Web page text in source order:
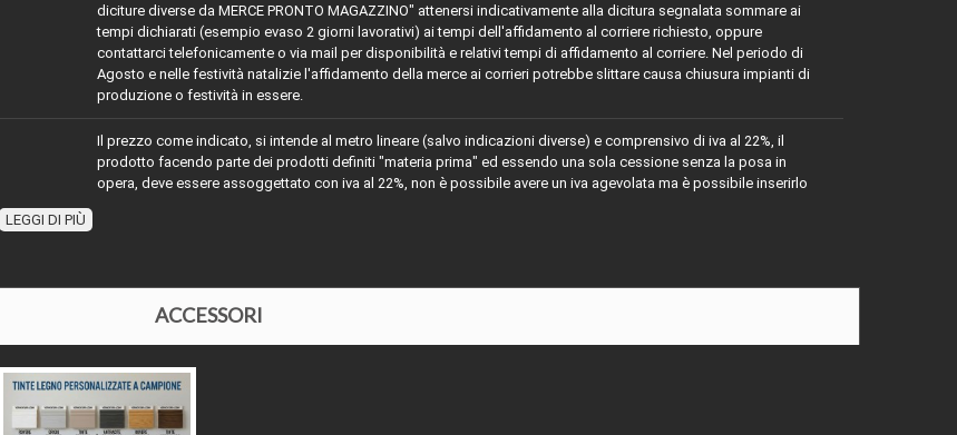
diciture diverse da MERCE PRONTO MAGAZZINO" attenersi indicativamente alla dicitura segnalata sommare ai
tempi dichiarati (esempio evaso 2 giorni lavorativi) ai tempi dell'affidamento al corriere richiesto, oppure
contattarci telefonicamente o via mail per disponibilità e relativi tempi di affidamento al corriere. Nel periodo di
Agosto e nelle festività natalizie l'affidamento della merce ai corrieri potrebbe slittare causa chiusura impianti di
produzione o festività in essere.
Il prezzo come indicato, si intende al metro lineare (salvo indicazioni diverse) e comprensivo di iva al 22%, il
prodotto facendo parte dei prodotti definiti "materia prima" ed essendo una sola cessione senza la posa in
opera, deve essere assoggettato con iva al 22%, non è possibile avere un iva agevolata ma è possibile inserirlo
Legno massello
Tondo
LEGGI DI PIÙ
ACCESSORI